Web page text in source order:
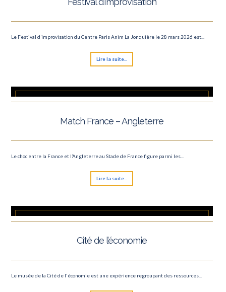
Le Festival d’Improvisation du Centre Paris Anim La Jonquière le 28 mars 2026 est...
Lire la suite...
Match France – Angleterre
Le choc entre la France et l’Angleterre au Stade de France figure parmi les...
Lire la suite...
Cité de l’économie
Le musée de la Cité de l'économie est une expérience regroupant des ressources...